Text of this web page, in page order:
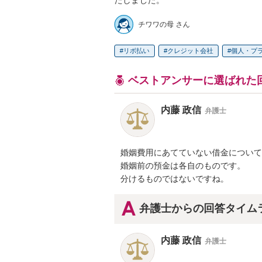
チワワの母 さん
リボ払い クレジット会社 個人・プ
ベストアンサーに選ばれた
内藤 政信 弁護士
婚姻費用にあてていない借金につい
婚姻前の預金は各自のものです。
分けるものではないですね。
弁護士からの回答タイム
内藤 政信 弁護士